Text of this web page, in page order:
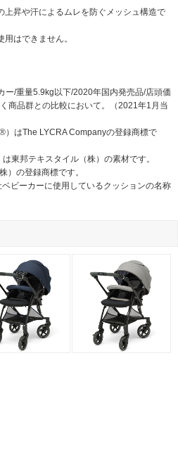
上昇や汗によるムレを防ぐメッシュ構造で
はできません。
/重量5.9kg以下/2020年国内発売品/店頭価
商品群との比較において。（2021年1月当
はThe LYCRA Companyの登録商標で
東邦テキスタイル（株）の素材です。
の登録商標です。
ビーカーに使用しているクッションの名称